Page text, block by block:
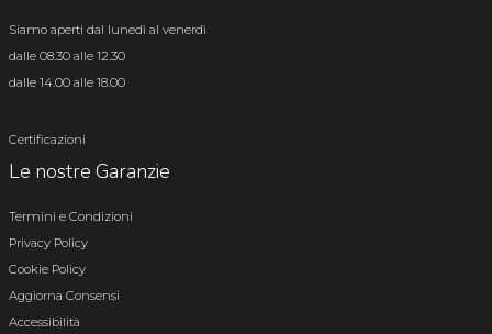
Siamo aperti dal lunedì al venerdì
dalle 08.30 alle 12.30
dalle 14.00 alle 18.00
Certificazioni
Le nostre Garanzie
Termini e Condizioni
Privacy Policy
Cookie Policy
Aggiorna Consensi
Accessibilità